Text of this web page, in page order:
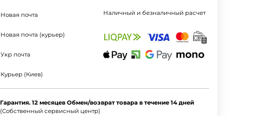
Новая почта
Новая почта (курьер)
Укр почта
Курьер (Киев)
Наличный и безналичный расчет
Гарантия. 12 месяцев Обмен/возврат товара в течение 14 дней
(Собственный сервисный центр)